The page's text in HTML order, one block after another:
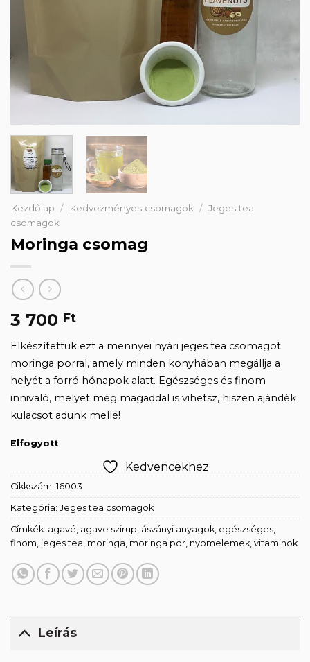
Kezdőlap / Kedvezményes csomagok / Jeges tea
csomagok
Moringa csomag
3 700 Ft
Elkészítettük ezt a mennyei nyári jeges tea csomagot
moringa porral, amely minden konyhában megállja a
helyét a forró hónapok alatt. Egészséges és finom
innivaló, melyet még magaddal is vihetsz, hiszen ajándék
kulacsot adunk mellé!
Elfogyott
Kedvencekhez
Cikkszám: 16003
Kategória: Jeges tea csomagok
Címkék: agavé agave szirup ásványi anyagok egészséges
finom jeges tea moringa moringa por nyomelemek vitaminok
Leírás